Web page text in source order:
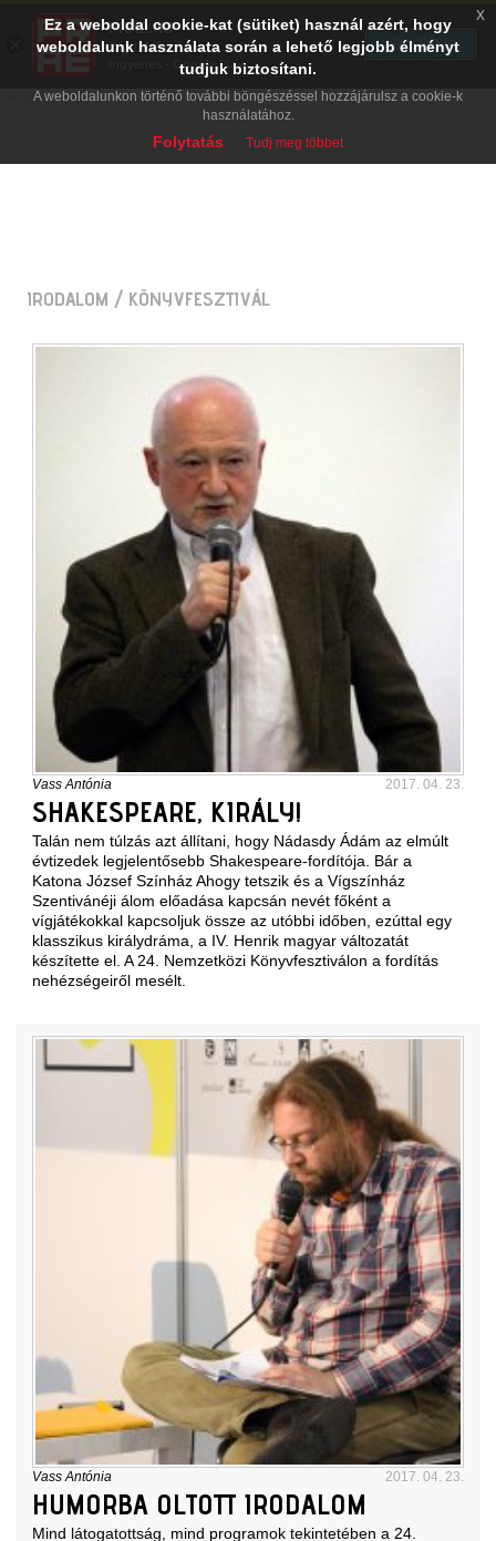
IRODALOM / KÖNYVFESZTIVÁL
Vass Antónia 2017. 04. 23.
SHAKESPEARE, KIRÁLY!
Talán nem túlzás azt állítani, hogy Nádasdy Ádám az elmúlt
évtizedek legjelentősebb Shakespeare-fordítója. Bár a
Katona József Színház Ahogy tetszik és a Vígszínház
Szentivánéji álom előadása kapcsán nevét főként a
vígjátékokkal kapcsoljuk össze az utóbbi időben, ezúttal egy
klasszikus királydráma, a IV. Henrik magyar változatát
készítette el. A 24. Nemzetközi Könyvfesztiválon a fordítás
nehézségeiről mesélt.
Vass Antónia 2017. 04. 23.
HUMORBA OLTOTT IRODALOM
Mind látogatottság, mind programok tekintetében a 24.
Ez a weboldal cookie-kat (sütiket) használ azért, hogy
weboldalunk használata során a lehető legjobb élményt
tudjuk biztosítani.
A weboldalunkon történő további böngészéssel hozzájárulsz a cookie-k
használatához.
Folytatás Tudj meg többet
x
PRAE.HU
Digital Evolution
Ingyenes - Google Play
TELEPÍTÉS